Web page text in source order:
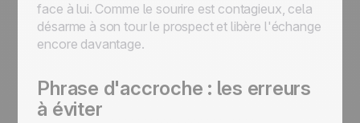
face à lui. Comme le sourire est contagieux, cela
désarme à son tour le prospect et libère l'échange
encore davantage.
Phrase d'accroche : les erreurs
à éviter